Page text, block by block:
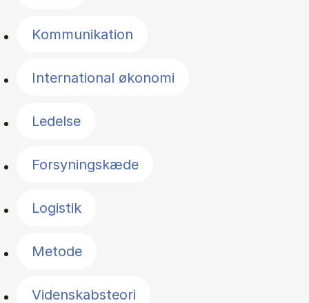
Kommunikation
International økonomi
Ledelse
Forsyningskæde
Logistik
Metode
Videnskabsteori